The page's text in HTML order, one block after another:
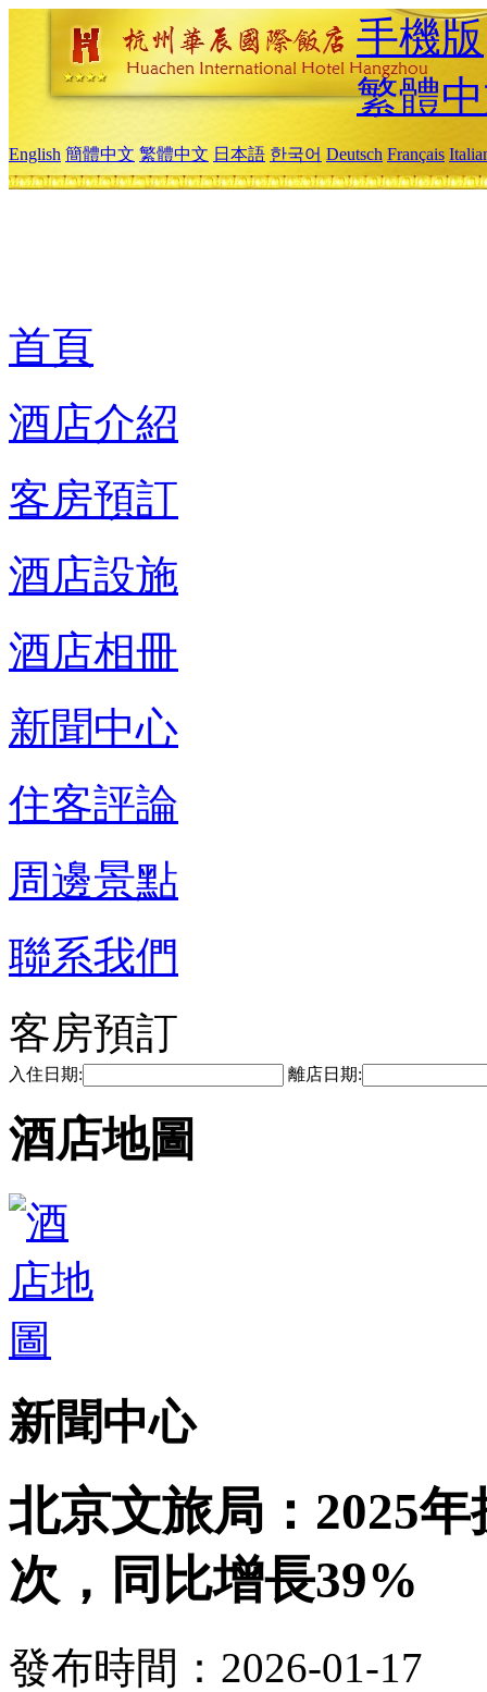
手機版
繁體
English 簡體中文 繁體中文 日本語 한국어 Deutsch Français
首頁
酒店介紹
客房預訂
酒店設施
酒店相冊
新聞中心
住客評論
周邊景點
聯系我們
客房預訂
入住日期: 離店日期:
酒店地圖
新聞中心
北京文旅局：2025
次，同比增長39%
發布時間：2026-01-17